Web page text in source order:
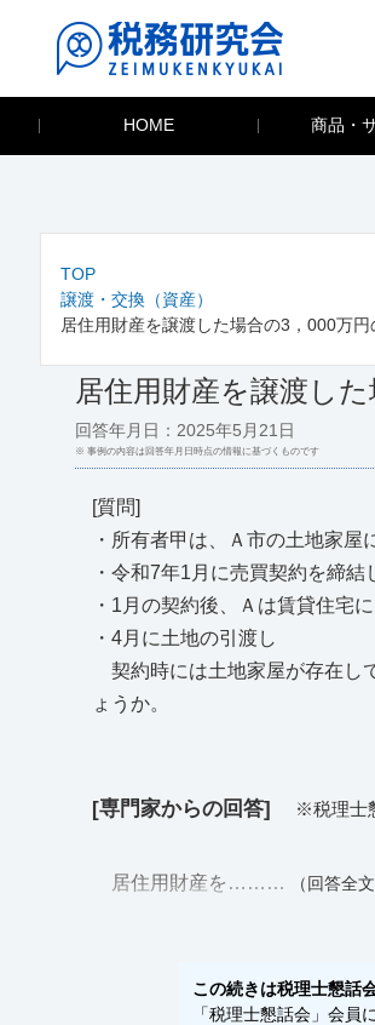
HOME 商品・
TOP
譲渡・交換（資産）
居住用財産を譲渡した場合の3，000万
居住用財産を譲渡し
回答年月日：2025年5月21日
※ 事例の内容は回答年月日時点の情報に基づくものです
[質問]
・所有者甲は、Ａ市の土地家屋
・令和7年1月に売買契約を締
・1月の契約後、Ａは賃貸住宅
・4月に土地の引渡し
契約時には土地家屋が存在し
ょうか。
[専門家からの回答] ※税理士
居住用財産を……… （回答全
この続きは税理士懇話
「税理士懇話会」会